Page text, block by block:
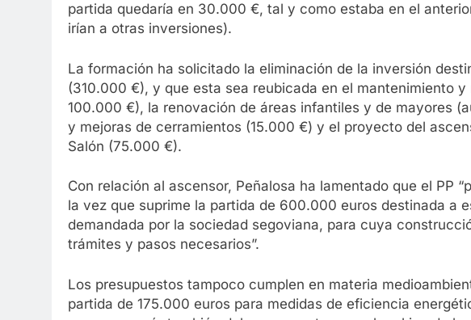
partida quedaría en 30.000 €, tal y como estaba en el
irían a otras inversiones).
La formación ha solicitado la eliminación de la inversión
(310.000 €), y que esta sea reubicada en el mantenimiento
100.000 €), la renovación de áreas infantiles y de mayores
y mejoras de cerramientos (15.000 €) y el proyecto del
Salón (75.000 €).
Con relación al ascensor, Peñalosa ha lamentado que el PP
la vez que suprime la partida de 600.000 euros destinada a
demandada por la sociedad segoviana, para cuya
trámites y pasos necesarios”.
Los presupuestos tampoco cumplen en materia
partida de 175.000 euros para medidas de eficiencia